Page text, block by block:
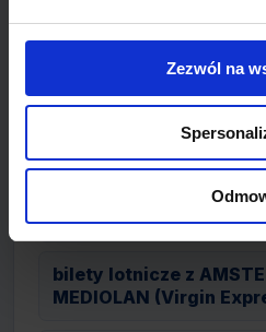
Zezwól na
bilety lotnicze z
WARSZAWA (LOT)
bilety lotnicze z
DALAMAN
bilety lotnicze z
MEDIOLAN (Virgin